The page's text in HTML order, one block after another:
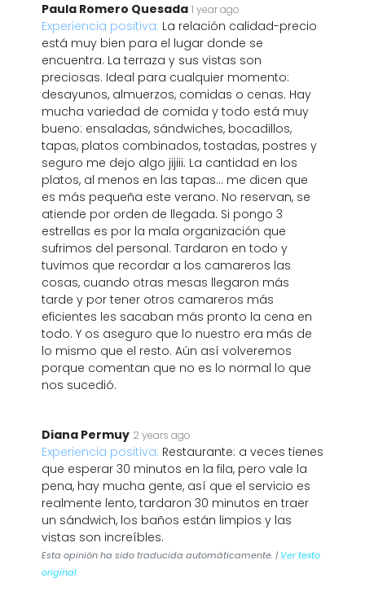
Paula Romero Quesada 1 year ago
Experiencia positiva: La relación calidad-precio
está muy bien para el lugar donde se
encuentra. La terraza y sus vistas son
preciosas. Ideal para cualquier momento:
desayunos, almuerzos, comidas o cenas. Hay
mucha variedad de comida y todo está muy
bueno: ensaladas, sándwiches, bocadillos,
tapas, platos combinados, tostadas, postres y
seguro me dejo algo jijiii. La cantidad en los
platos, al menos en las tapas... me dicen que
es más pequeña este verano. No reservan, se
atiende por orden de llegada. Si pongo 3
estrellas es por la mala organización que
sufrimos del personal. Tardaron en todo y
tuvimos que recordar a los camareros las
cosas, cuando otras mesas llegaron más
tarde y por tener otros camareros más
eficientes les sacaban más pronto la cena en
todo. Y os aseguro que lo nuestro era más de
lo mismo que el resto. Aún así volveremos
porque comentan que no es lo normal lo que
nos sucedió.
Diana Permuy 2 years ago
Experiencia positiva: Restaurante: a veces tienes
que esperar 30 minutos en la fila, pero vale la
pena, hay mucha gente, así que el servicio es
realmente lento, tardaron 30 minutos en traer
un sándwich, los baños están limpios y las
vistas son increíbles.
Esta opinión ha sido traducida automáticamente. | Ver texto
original